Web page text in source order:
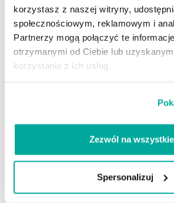
korzystasz z naszej witryny,
społecznościowym, reklamowym i
Partnerzy mogą połączyć te
otrzymanymi od Ciebie lub
korzystania z ich usług.
Zezwól na wszystkie
Spersonalizuj
Nanofield nanowycieraczka
Wybierz pojemność